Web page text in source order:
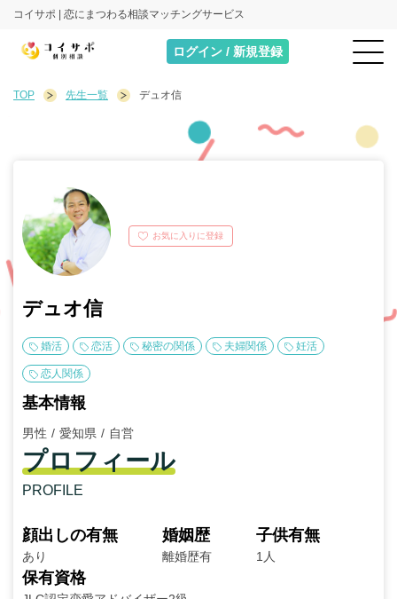
コイサポ | 恋にまつわる相談マッチングサービス
ログイン / 新規登録
TOP 先生一覧 デュオ信
お気に入りに登録
デュオ信
婚活 恋活 秘密の関係 夫婦関係 妊活
恋人関係
基本情報
男性 愛知県 自営
プロフィール
PROFILE
顔出しの有無
あり
婚姻歴
離婚歴有
子供有無
1人
保有資格